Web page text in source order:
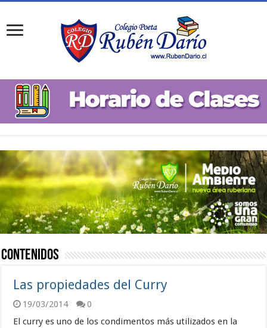
Contenidos
Las propiedades del Curry
19/03/2014
0
El curry es uno de los condimentos más utilizados en la